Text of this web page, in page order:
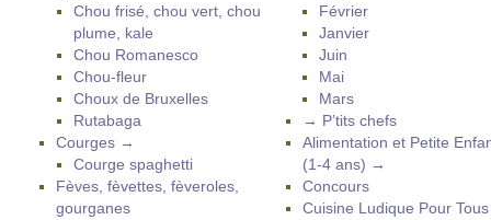
Chou frisé, chou vert, chou
plume, kale
Chou Romanesco
Chou-fleur
Choux de Bruxelles
Rutabaga
Courges →
Courge spaghetti
Fèves, fèvettes, fèveroles,
gourganes
Février
Janvier
Juin
Mai
Mars
→ P’tits chefs
Alimentation et Petite
(1-4 ans) →
Concours
Cuisine Ludique Pour